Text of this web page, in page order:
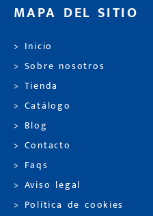
MAPA DEL SITIO
> Inicio
> Sobre nosotros
> Tienda
> Catálogo
> Blog
> Contacto
> Faqs
> Aviso legal
> Política de cookies